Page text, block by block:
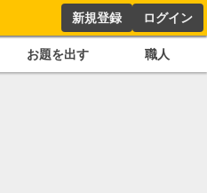
新規登録 ログイン
お題を出す 職人